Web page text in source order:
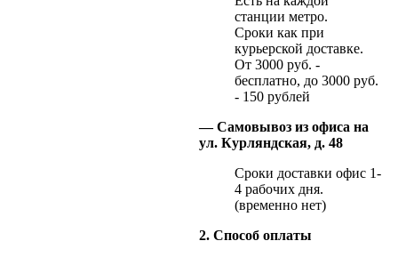
станции метро.
Сроки как при
курьерской доставке.
От 3000 руб. -
бесплатно, до 3000 руб.
- 150 рублей
— Самовывоз из офиса на
ул. Курляндская, д. 48
Сроки доставки офис 1-
4 рабочих дня.
(временно нет)
2. Способ оплаты